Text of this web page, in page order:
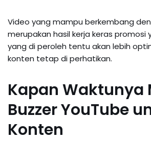
Video yang mampu berkembang
merupakan hasil kerja keras promosi
yang di peroleh tentu akan lebih
konten tetap di perhatikan.
Kapan Waktunya
Buzzer YouTube
Konten